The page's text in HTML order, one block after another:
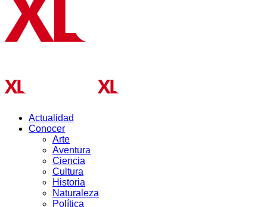
Actualidad
Conocer
Arte
Aventura
Ciencia
Cultura
Historia
Naturaleza
Política